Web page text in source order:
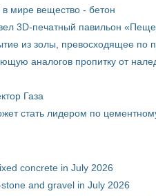
мире вещество - бетон
3D-печатный павильон
из золы, превосходящее по
аналогов пропитку от
Газа
стать лидером по
concrete in July 2026
and gravel in July 2026